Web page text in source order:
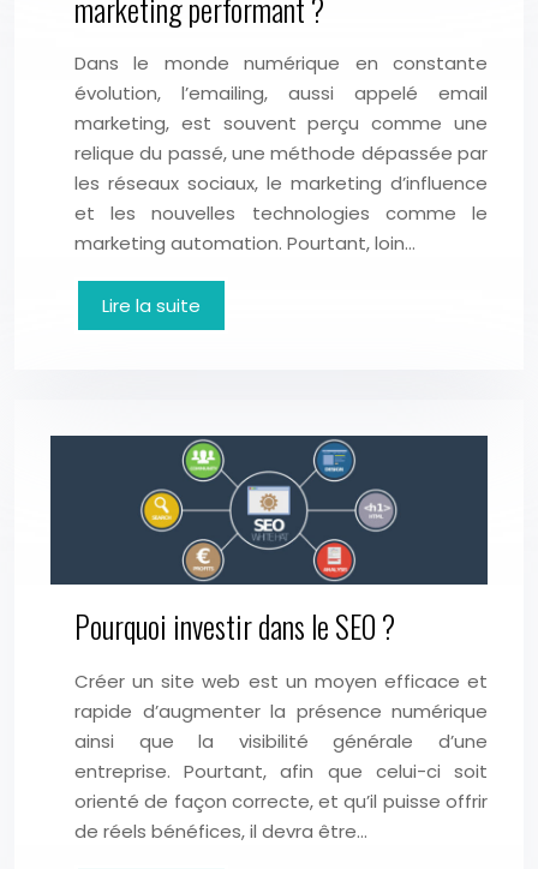
Dans le monde numérique en constante
évolution, l’emailing, aussi appelé email
marketing, est souvent perçu comme une
relique du passé, une méthode dépassée par
les réseaux sociaux, le marketing d’influence
et les nouvelles technologies comme le
marketing automation. Pourtant, loin…
Lire la suite
Pourquoi investir dans le SEO ?
Créer un site web est un moyen efficace et
rapide d’augmenter la présence numérique
ainsi que la visibilité générale d’une
entreprise. Pourtant, afin que celui-ci soit
orienté de façon correcte, et qu’il puisse offrir
de réels bénéfices, il devra être…